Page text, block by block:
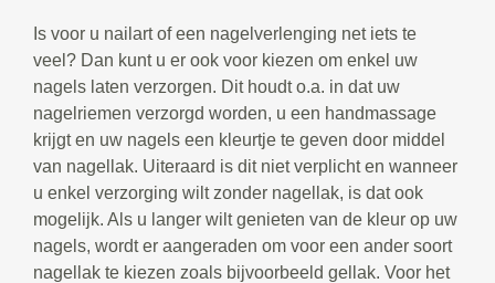
Is voor u nailart of een nagelverlenging net iets te
veel? Dan kunt u er ook voor kiezen om enkel uw
nagels laten verzorgen. Dit houdt o.a. in dat uw
nagelriemen verzorgd worden, u een handmassage
krijgt en uw nagels een kleurtje te geven door middel
van nagellak. Uiteraard is dit niet verplicht en wanneer
u enkel verzorging wilt zonder nagellak, is dat ook
mogelijk. Als u langer wilt genieten van de kleur op uw
nagels, wordt er aangeraden om voor een ander soort
nagellak te kiezen zoals bijvoorbeeld gellak. Voor het